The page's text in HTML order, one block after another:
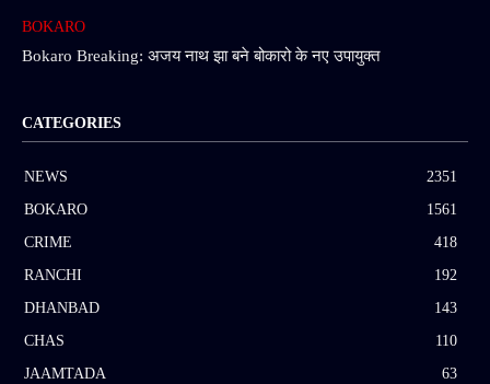
BOKARO
Bokaro Breaking: अजय नाथ झा बने बोकारो के नए उपायुक्त
CATEGORIES
NEWS
2351
BOKARO
1561
CRIME
418
RANCHI
192
DHANBAD
143
CHAS
110
JAAMTADA
63